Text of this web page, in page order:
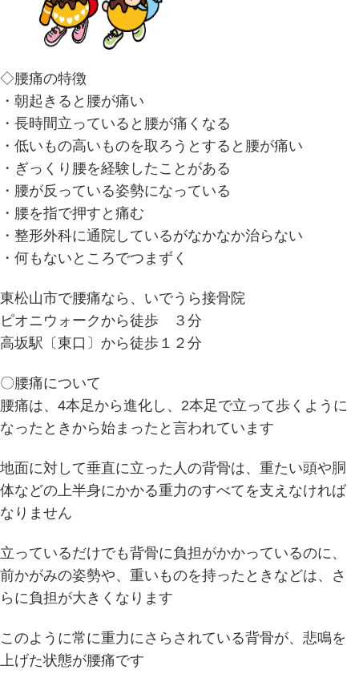
◇腰痛の特徴
・朝起きると腰が痛い
・長時間立っていると腰が痛くなる
・低いもの高いものを取ろうとすると腰が痛い
・ぎっくり腰を経験したことがある
・腰が反っている姿勢になっている
・腰を指で押すと痛む
・整形外科に通院しているがなかなか治らない
・何もないところでつまずく
東松山市で腰痛なら、いでうら接骨院
ピオニウォークから徒歩 ３分
高坂駅〔東口〕から徒歩１２分
〇腰痛について
腰痛は、4本足から進化し、2本足で立って歩くように
なったときから始まったと言われています
地面に対して垂直に立った人の背骨は、重たい頭や胴
体などの上半身にかかる重力のすべてを支えなければ
なりません
立っているだけでも背骨に負担がかかっているのに、
前かがみの姿勢や、重いものを持ったときなどは、さ
らに負担が大きくなります
このように常に重力にさらされている背骨が、悲鳴を
上げた状態が腰痛です